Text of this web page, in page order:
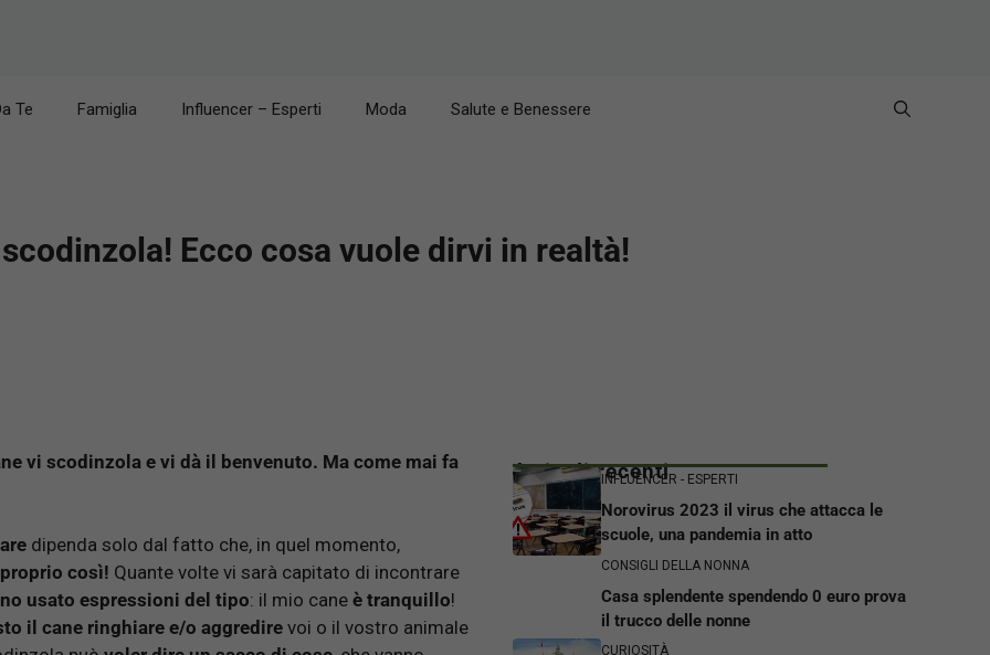
Te Famiglia Influencer – Esperti Moda Salute e Benessere
Ecco cosa vuole dirvi in realtà!
vi scodinzola e vi dà il benvenuto. Ma come mai fa
dipenda solo dal fatto che, in quel momento,
così! Quante volte vi sarà capitato di incontrare
usato espressioni del tipo: il mio cane è tranquillo!
il cane ringhiare e/o aggredire voi o il vostro animale
Articoli recentiINFLUENCER - ESPERTI
Norovirus 2023 il virus che attacca le
scuole, una pandemia in atto
CONSIGLI DELLA NONNA
Casa splendente spendendo 0 euro prova
il trucco delle nonne
CURIOSITÀ